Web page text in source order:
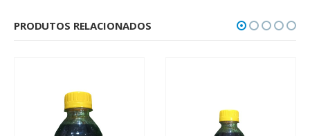
PRODUTOS RELACIONADOS